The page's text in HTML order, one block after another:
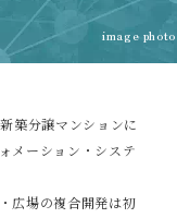
image photo
築分譲マンションに
メーション・システ
広場の複合開発は初